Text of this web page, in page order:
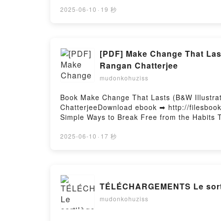
Depression, and Other Mental Health
and Other Mental Health Challenges
Other Mental Health Challenges Mental
Mental Health Challenges Mental Health
2025-06-10 · 19 秒
[PDF] Make Change That
Rangan Chatterjee
mudonkohuziss
Book Make Change That Lasts (B&W
ChatterjeeDownload ebook ➡ http://
Simple Ways to Break Free from the Habits
9 Simple Ways to Break Free from the
from the Habits That Hold You Back
Habits That Hold You Back Rangan
That Hold You Back Rangan Chatterjee
2025-06-10 · 17 秒
TÉLÉCHARGEMENTS Le
mudonkohuziss